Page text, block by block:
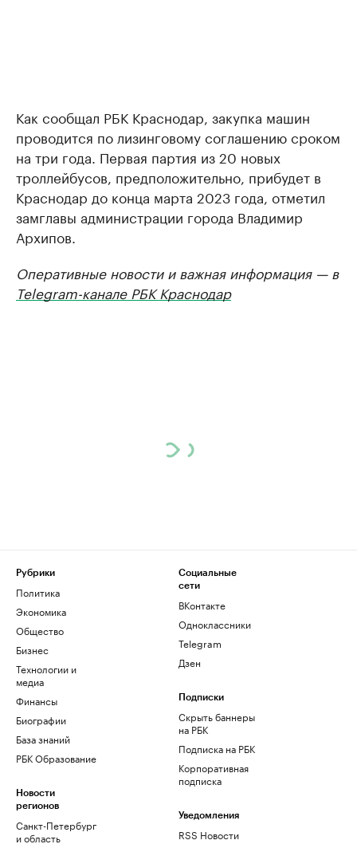
Как сообщал РБК Краснодар, закупка машин
проводится по лизинговому соглашению сроком
на три года. Первая партия из 20 новых
троллейбусов, предположительно, прибудет в
Краснодар до конца марта 2023 года, отметил
замглавы администрации города Владимир
Архипов.
Оперативные новости и важная информация — в
Telegram-канале РБК Краснодар
Рубрики
Политика
Экономика
Общество
Бизнес
Технологии и
медиа
Финансы
Биографии
База знаний
РБК Образование
Новости
регионов
Санкт-Петербург
и область
Социальные
сети
ВКонтакте
Одноклассники
Telegram
Дзен
Подписки
Скрыть баннеры
на РБК
Подписка на РБК
Корпоративная
подписка
Уведомления
RSS Новости